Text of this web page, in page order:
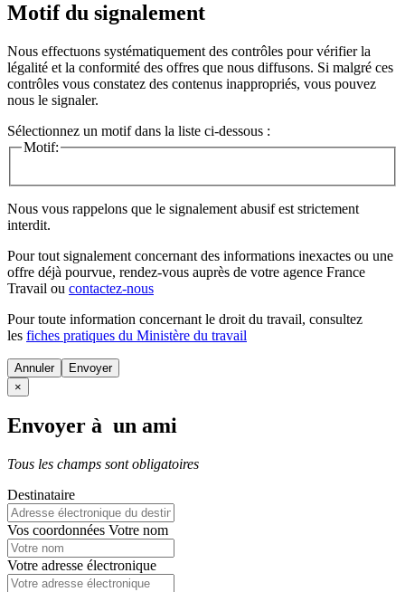
Motif du signalement
Nous effectuons systématiquement des contrôles pour vérifier la
légalité et la conformité des offres que nous diffusons. Si malgré ces
contrôles vous constatez des contenus inappropriés, vous pouvez
nous le signaler.
Sélectionnez un motif dans la liste ci-dessous :
Motif:
Nous vous rappelons que le signalement abusif est strictement
interdit.
Pour tout signalement concernant des informations inexactes ou une
offre déjà pourvue, rendez-vous auprès de votre agence France
Travail ou contactez-nous
Pour toute information concernant le droit du travail, consultez
les fiches pratiques du Ministère du travail
Annuler
×
Envoyer à un ami
Tous les champs sont obligatoires
Destinataire
Vos coordonnées Votre nom
Votre adresse électronique